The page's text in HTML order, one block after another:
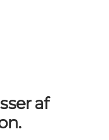
af